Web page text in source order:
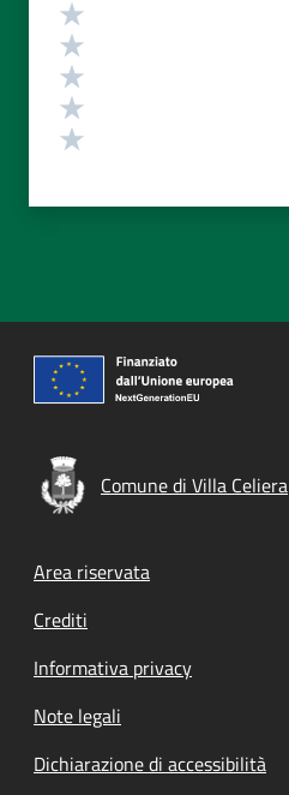
Valutazione
Comune di Villa Celiera
Footer menu
Area riservata
Crediti
Informativa privacy
Note legali
Dichiarazione di accessibilità